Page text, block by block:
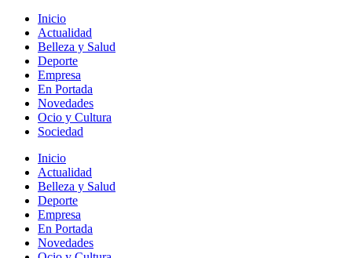
Inicio
Actualidad
Belleza y Salud
Deporte
Empresa
En Portada
Novedades
Ocio y Cultura
Sociedad
Inicio
Actualidad
Belleza y Salud
Deporte
Empresa
En Portada
Novedades